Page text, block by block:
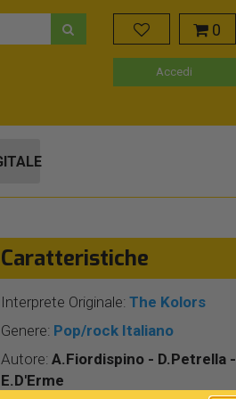
0
Accedi
Caratteristiche
Interprete Originale: The Kolors
Genere: Pop/rock Italiano
Autore: A.Fiordispino - D.Petrella -
E.D'Erme